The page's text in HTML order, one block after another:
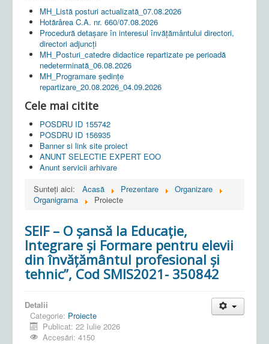
MH_Listă posturi actualizată_07.08.2026
Hotărârea C.A. nr. 660/07.08.2026
Procedură detașare în interesul învățământului directori,
directori adjuncți
MH_Posturi_catedre didactice repartizate pe perioadă
nedeterminată_06.08.2026
MH_Programare ședințe
repartizare_20.08.2026_04.09.2026
Cele mai citite
POSDRU ID 155742
POSDRU ID 156935
Banner si link site proiect
ANUNT SELECTIE EXPERT EOO
Anunt servicii arhivare
Sunteți aici:
Acasă Prezentare
Organizare
Organigrama
Proiecte
SEIF – O șansă la Educație,
Integrare și Formare pentru elevii
din învățământul profesional și
tehnic”, Cod SMIS2021- 350842
Detalii
Categorie: Proiecte
Publicat: 22 Iulie 2026
Accesări: 4150